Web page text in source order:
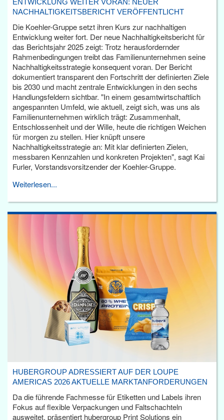
ENTWICKLUNG WEITER VORAN: NEUER
NACHHALTIGKEITSBERICHT VERÖFFENTLICHT
Die Koehler-Gruppe setzt ihren Kurs zur nachhaltigen
Entwicklung weiter fort. Der neue Nachhaltigkeitsbericht für
das Berichtsjahr 2025 zeigt: Trotz herausfordernder
Rahmenbedingungen treibt das Familienunternehmen seine
Nachhaltigkeitsstrategie konsequent voran. Der Bericht
dokumentiert transparent den Fortschritt der definierten Ziele
bis 2030 und macht zentrale Entwicklungen in den sechs
Handlungsfeldern sichtbar. "In einem gesamtwirtschaftlich
angespannten Umfeld, wie aktuell, zeigt sich, was uns als
Familienunternehmen wirklich trägt: Zusammenhalt,
Entschlossenheit und der Wille, heute die richtigen Weichen
für morgen zu stellen. Hier knüpft unsere
Nachhaltigkeitsstrategie an: Mit klar definierten Zielen,
messbaren Kennzahlen und konkreten Projekten", sagt Kai
Furler, Vorstandsvorsitzender der Koehler-Gruppe.
Weiterlesen...
HUBERGROUP ADRESSIERT AUF DER LOUPE
AMERICAS 2026 AKTUELLE MARKTANFORDERUNGEN
Da die führende Fachmesse für Etiketten und Labels ihren
Fokus auf flexible Verpackungen und Faltschachteln
ausweitet, präsentiert hubergroup Print Solutions ein